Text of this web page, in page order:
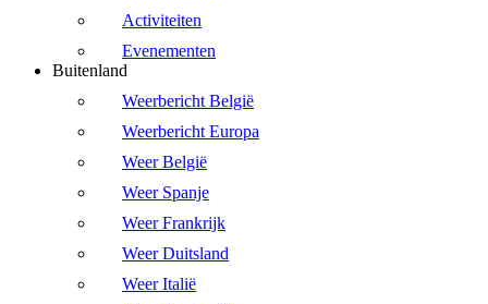
Activiteiten
Evenementen
Buitenland
Weerbericht België
Weerbericht Europa
Weer België
Weer Spanje
Weer Frankrijk
Weer Duitsland
Weer Italië